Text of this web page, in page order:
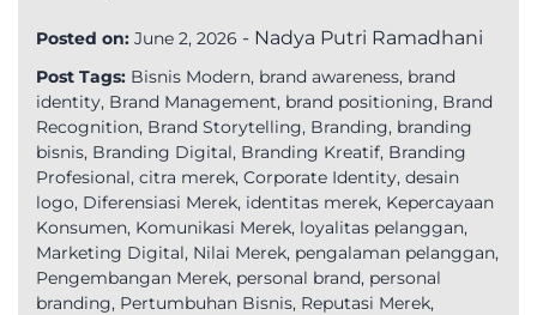
Posted on: June 2, 2026 - Nadya Putri Ramadhani
Post Tags: Bisnis Modern, brand awareness, brand
identity, Brand Management, brand positioning, Brand
Recognition, Brand Storytelling, Branding, branding
bisnis, Branding Digital, Branding Kreatif, Branding
Profesional, citra merek, Corporate Identity, desain
logo, Diferensiasi Merek, identitas merek, Kepercayaan
Konsumen, Komunikasi Merek, loyalitas pelanggan,
Marketing Digital, Nilai Merek, pengalaman pelanggan,
Pengembangan Merek, personal brand, personal
branding, Pertumbuhan Bisnis, Reputasi Merek,